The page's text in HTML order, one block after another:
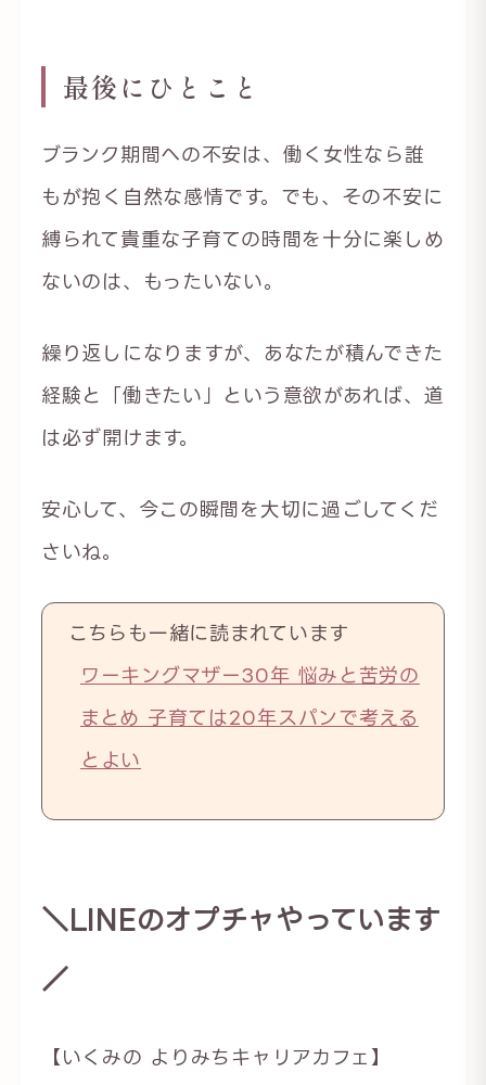
最後にひとこと
ブランク期間への不安は、働く女性なら誰
もが抱く自然な感情です。でも、その不安に
縛られて貴重な子育ての時間を十分に楽しめ
ないのは、もったいない。
繰り返しになりますが、あなたが積んできた
経験と「働きたい」という意欲があれば、道
は必ず開けます。
安心して、今この瞬間を大切に過ごしてくだ
さいね。
こちらも一緒に読まれています
ワーキングマザー30年 悩みと苦労の
まとめ 子育ては20年スパンで考える
とよい
＼LINEのオプチャやっています
／
【いくみの よりみちキャリアカフェ】